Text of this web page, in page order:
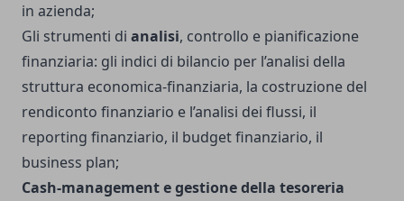
in azienda;
Gli strumenti di analisi, controllo e pianificazione
finanziaria: gli indici di bilancio per l’analisi della
struttura economica-finanziaria, la costruzione del
rendiconto finanziario e l’analisi dei flussi, il
reporting finanziario, il budget finanziario, il
business plan;
Cash-management e gestione della tesoreria